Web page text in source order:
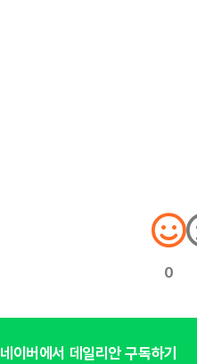
0
네이버에서 데일리안 구독하기